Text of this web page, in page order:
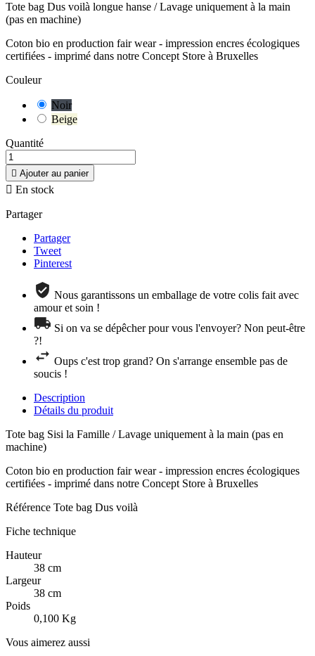
Tote bag Dus voilà longue hanse / Lavage uniquement à la main
(pas en machine)
Coton bio en production fair wear - impression encres écologiques
certifiées - imprimé dans notre Concept Store à Bruxelles
Couleur
Noir
Beige
Quantité
 Ajouter au panier
 En stock
Partager
Partager
Tweet
Pinterest
Nous garantissons un emballage de votre colis fait avec
amour et soin !
Si on va se dépêcher pour vous l'envoyer? Non peut-être
?!
Oups c'est trop grand? On s'arrange ensemble pas de
soucis !
Description
Détails du produit
Tote bag Sisi la Famille / Lavage uniquement à la main (pas en
machine)
Coton bio en production fair wear - impression encres écologiques
certifiées - imprimé dans notre Concept Store à Bruxelles
Référence Tote bag Dus voilà
Fiche technique
Hauteur
38 cm
Largeur
38 cm
Poids
0,100 Kg
Vous aimerez aussi